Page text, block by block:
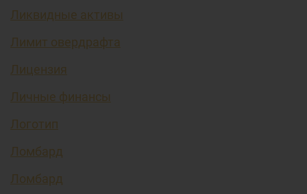
Ликвидные активы
Лимит овердрафта
Лицензия
Личные финансы
Логотип
Ломбард
Ломбард